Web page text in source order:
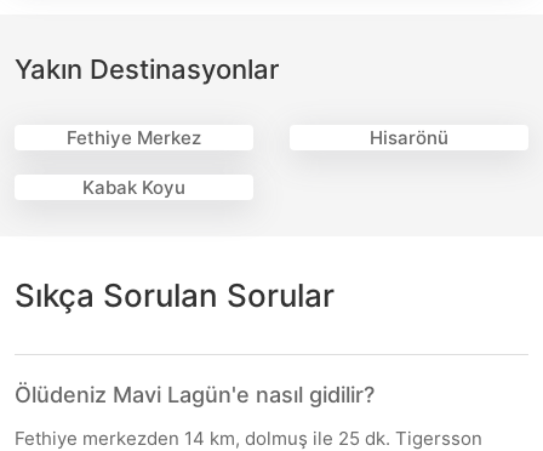
Yakın Destinasyonlar
Fethiye Merkez Hisarönü
Kabak Koyu
Sıkça Sorulan Sorular
Ölüdeniz Mavi Lagün'e nasıl gidilir?
Fethiye merkezden 14 km, dolmuş ile 25 dk. Tigersson